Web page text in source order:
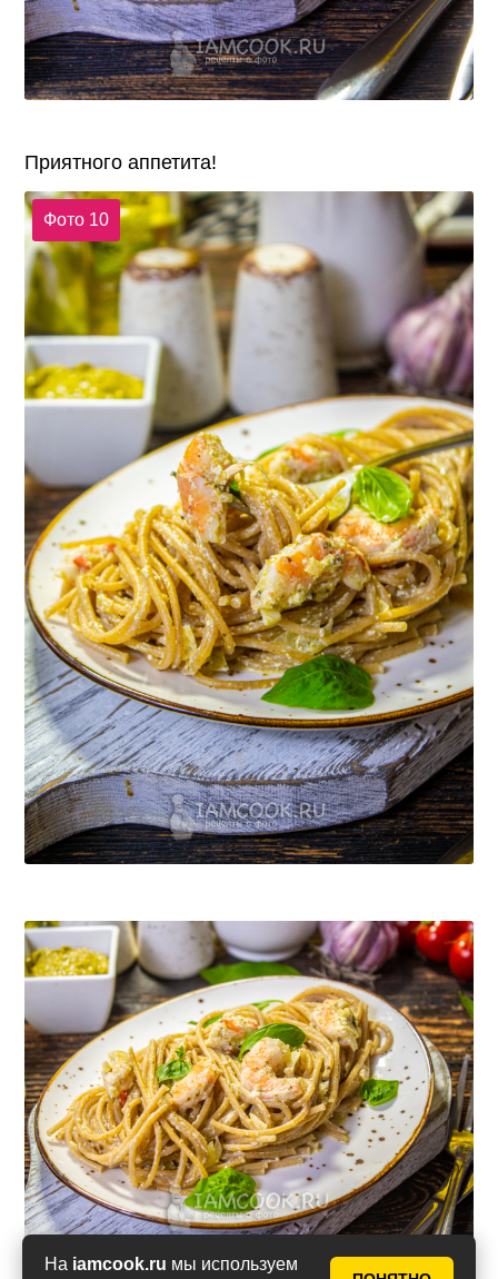
На iamcook.ru мы используем
Приятного аппетита!
Фото 10